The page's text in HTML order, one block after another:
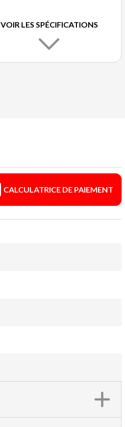
VOIR LES SPÉCIFICATIONS
CALCULATRICE DE PAIEMENT